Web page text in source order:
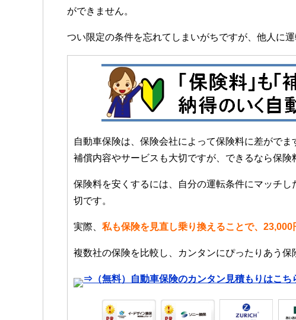
ができません。
つい限定の条件を忘れてしまいがちですが、他人に
自動車保険は、保険会社によって保険料に差がでま
補償内容やサービスも大切ですが、できるなら保険
保険料を安くするには、自分の運転条件にマッチし
切です。
実際、 私も保険を見直し乗り換えることで、23,000
複数社の保険を比較し、カンタンにぴったりあう保
⇒（無料）自動車保険のカンタン見積もりはこち